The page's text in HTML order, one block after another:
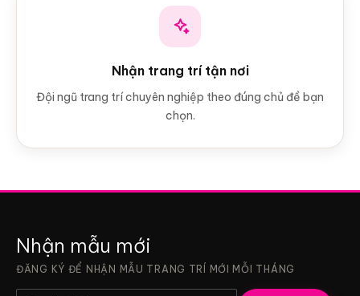
Nhận trang trí tận nơi
Đội ngũ trang trí chuyên nghiệp theo đúng chủ đề bạn
chọn.
Nhận mẫu mới
ĐĂNG KÝ ĐỂ NHẬN MẪU TRANG TRÍ MỚI MỖI THÁNG